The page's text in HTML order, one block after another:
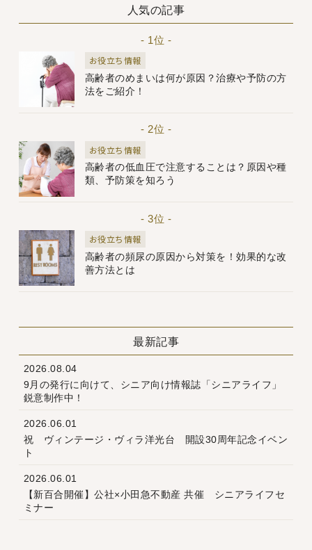
人気の記事
- 1位 -
お役立ち情報
高齢者のめまいは何が原因？治療や予防の方
法をご紹介！
- 2位 -
お役立ち情報
高齢者の低血圧で注意することは？原因や種
類、予防策を知ろう
- 3位 -
お役立ち情報
高齢者の頻尿の原因から対策を！効果的な改
善方法とは
最新記事
2026.08.04
9月の発行に向けて、シニア向け情報誌「シニアライフ」
鋭意制作中！
2026.06.01
祝 ヴィンテージ・ヴィラ洋光台 開設30周年記念イベン
ト
2026.06.01
【新百合開催】公社×小田急不動産 共催 シニアライフセ
ミナー